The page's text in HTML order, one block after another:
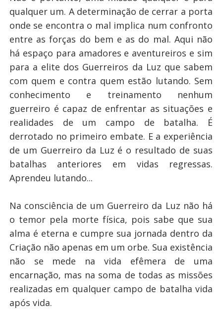
qualquer um. A determinação de cerrar a porta
onde se encontra o mal implica num confronto
entre as forças do bem e as do mal. Aqui não
há espaço para amadores e aventureiros e sim
para a elite dos Guerreiros da Luz que sabem
com quem e contra quem estão lutando. Sem
conhecimento e treinamento nenhum
guerreiro é capaz de enfrentar as situações e
realidades de um campo de batalha. É
derrotado no primeiro embate. E a experiência
de um Guerreiro da Luz é o resultado de suas
batalhas anteriores em vidas regressas.
Aprendeu lutando...
Na consciência de um Guerreiro da Luz não há
o temor pela morte física, pois sabe que sua
alma é eterna e cumpre sua jornada dentro da
Criação não apenas em um orbe. Sua existência
não se mede na vida efêmera de uma
encarnação, mas na soma de todas as missões
realizadas em qualquer campo de batalha vida
após vida.